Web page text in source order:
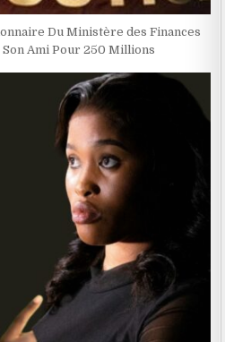
Du Ministère des Finances
Ami Pour 250 Millions